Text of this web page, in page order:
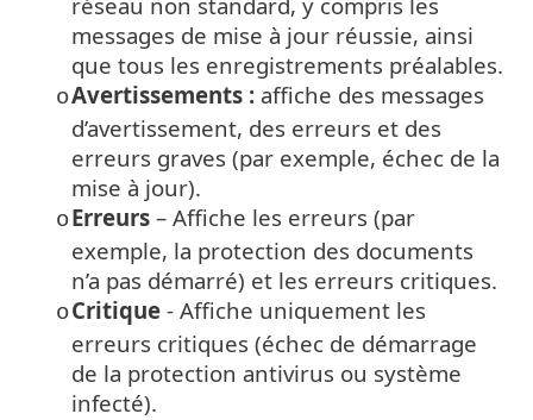
messages de mise à jour réussie, ainsi
que tous les enregistrements préalables.
oAvertissements : affiche des messages
d’avertissement, des erreurs et des
erreurs graves (par exemple, échec de la
mise à jour).
oErreurs – Affiche les erreurs (par
exemple, la protection des documents
n’a pas démarré) et les erreurs critiques.
oCritique - Affiche uniquement les
erreurs critiques (échec de démarrage
de la protection antivirus ou système
infecté).